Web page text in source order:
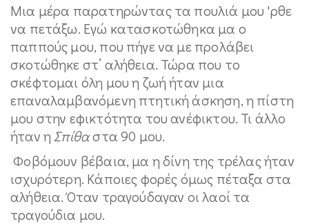
Μια μέρα παρατηρώντας τα πουλιά μου 'ρθε
να πετάξω. Εγώ κατασκοτώθηκα μα ο
παππούς μου, που πήγε να με προλάβει
σκοτώθηκε στ’ αλήθεια. Τώρα που το
σκέφτομαι όλη μου η ζωή ήταν μια
επαναλαμβανόμενη πτητική άσκηση, η πίστη
μου στην εφικτότητα του ανέφικτου. Τι άλλο
ήταν η Σπίθαστα 90 μου.
Φοβόμουν βέβαια, μα η δίνη της τρέλας ήταν
ισχυρότερη. Κάποιες φορές όμως πέταξα στα
αλήθεια. Όταν τραγούδαγαν οι λαοί τα
τραγούδια μου.